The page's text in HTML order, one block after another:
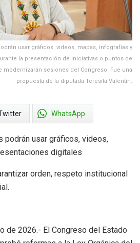
usar gráficos, videos, mapas, infografías y
la presentación de iniciativas o puntos de
modernizarán sesiones del Congreso. Fue una
propuesta de la diputada Teresita Valentín.
WhatsApp
podrán usar gráficos, videos,
digitales
orden, respeto institucional
de 2026.- El Congreso del Estado